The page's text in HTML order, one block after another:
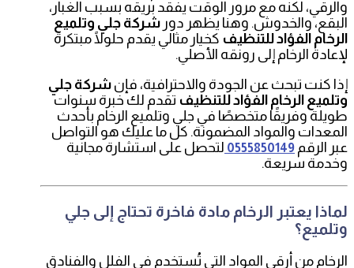
والرقي، لكنه مع مرور الوقت يفقد بريقه بسبب الغبار،
البقع، والخدوش. وهنا يظهر دور شركة جلي وتلميع
الرخام الفؤاد للتنظيف كخيار مثالي يقدم حلولًا مبتكرة
لإعادة الرخام إلى رونقه الأصلي.
إذا كنت تبحث عن الجودة والاحترافية، فإن شركة جلي
وتلميع الرخام الفؤاد للتنظيف تقدم لك خبرة سنوات
طويلة وفريقًا متخصصًا في جلي وتلميع الرخام بأحدث
المعدات والمواد المضمونة. كل ما عليك هو التواصل
عبر الرقم 0555850149 لتحصل على استشارة مجانية
وخدمة سريعة.
لماذا يعتبر الرخام مادة فاخرة تحتاج إلى جلي
وتلميع؟
الرخام من أرقى المواد التي تُستخدم في الفلل والفنادق